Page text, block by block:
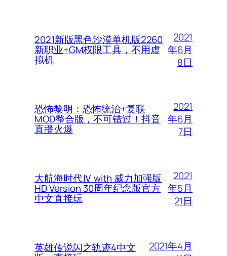
2021新版黑色沙漠单机版2260
新职业+GM权限工具，不用虚
拟机
2021
年6月
8日
恐怖黎明：恐怖统治+复联
MOD整合版，不可错过！抖音
直播火爆
2021
年6月
7日
大航海时代Ⅳ with 威力加强版
HD Version 30周年纪念版官方
中文直接玩
2021
年5月
21日
英雄传说闪之轨迹4中文
2021年4月